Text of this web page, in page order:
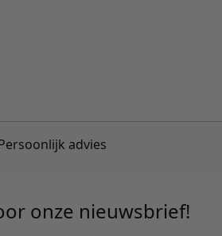
advies
onze nieuwsbrief!